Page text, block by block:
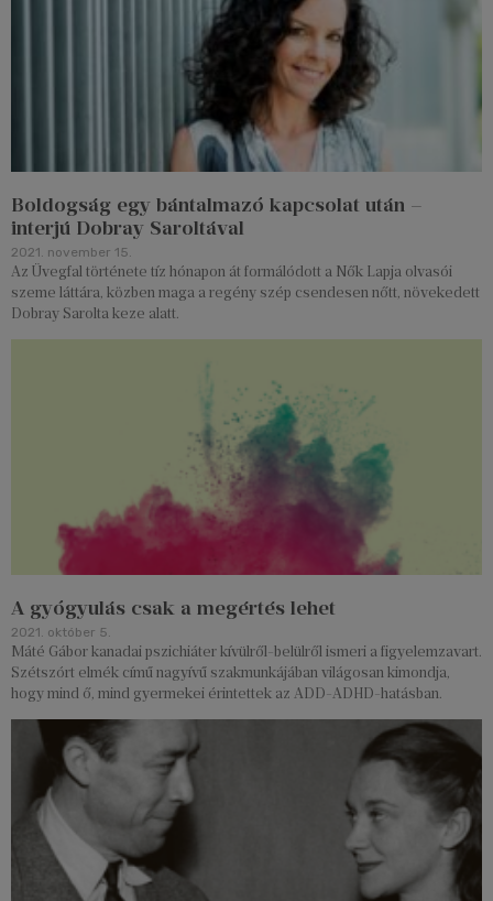
Boldogság egy bántalmazó kapcsolat után –
interjú Dobray Saroltával
2021. november 15.
Az Üvegfal története tíz hónapon át formálódott a Nők Lapja olvasói
szeme láttára, közben maga a regény szép csendesen nőtt, növekedett
Dobray Sarolta keze alatt.
A gyógyulás csak a megértés lehet
2021. október 5.
Máté Gábor kanadai pszichiáter kívülről-belülről ismeri a figyelemzavart.
Szétszórt elmék című nagyívű szakmunkájában világosan kimondja,
hogy mind ő, mind gyermekei érintettek az ADD-ADHD-hatásban.